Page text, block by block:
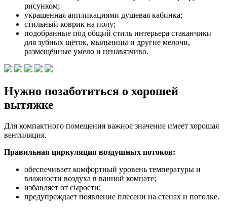
рисунком;
украшенная аппликациями душевая кабинка;
стильный коврик на полу;
подобранные под общий стиль интерьера стаканчики
для зубных щёток, мыльницы и другие мелочи,
размещённые умело и ненавязчиво.
Нужно позаботиться о хорошей
вытяжке
Для компактного помещения важное значение имеет хорошая
вентиляция.
Правильная циркуляция воздушных потоков:
обеспечивает комфортный уровень температуры и
влажности воздуха в ванной комнате;
избавляет от сырости;
предупреждает появление плесени на стенах и потолке.